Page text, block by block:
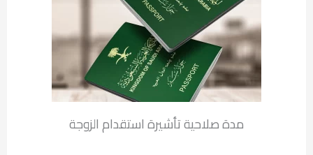
مدة صلاحية تأشيرة استقدام الزوجة